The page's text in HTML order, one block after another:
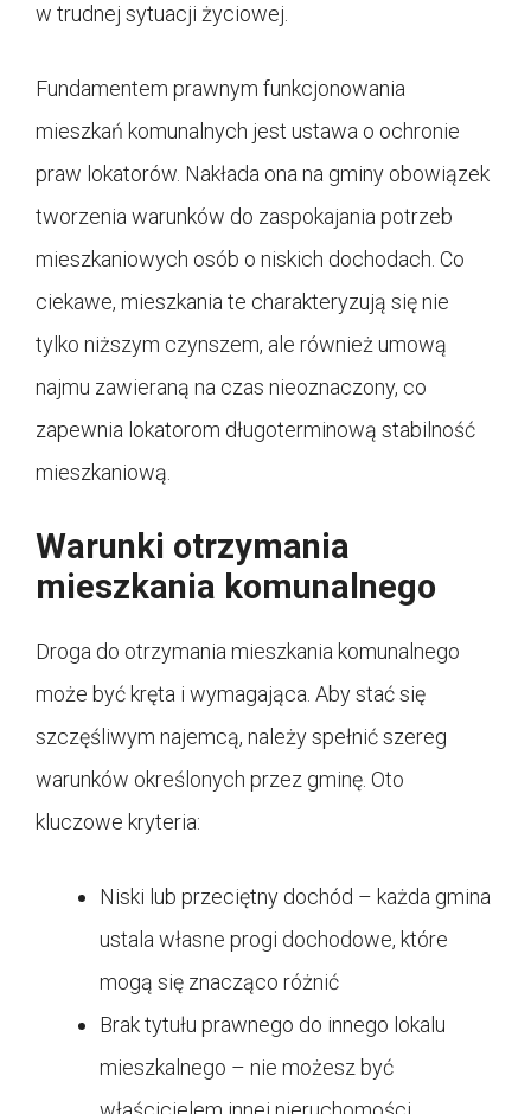
w trudnej sytuacji życiowej.
Fundamentem prawnym funkcjonowania
mieszkań komunalnych jest ustawa o ochronie
praw lokatorów. Nakłada ona na gminy obowiązek
tworzenia warunków do zaspokajania potrzeb
mieszkaniowych osób o niskich dochodach. Co
ciekawe, mieszkania te charakteryzują się nie
tylko niższym czynszem, ale również umową
najmu zawieraną na czas nieoznaczony, co
zapewnia lokatorom długoterminową stabilność
mieszkaniową.
Warunki otrzymania
mieszkania komunalnego
Droga do otrzymania mieszkania komunalnego
może być kręta i wymagająca. Aby stać się
szczęśliwym najemcą, należy spełnić szereg
warunków określonych przez gminę. Oto
kluczowe kryteria:
Niski lub przeciętny dochód – każda gmina
ustala własne progi dochodowe, które
mogą się znacząco różnić
Brak tytułu prawnego do innego lokalu
mieszkalnego – nie możesz być